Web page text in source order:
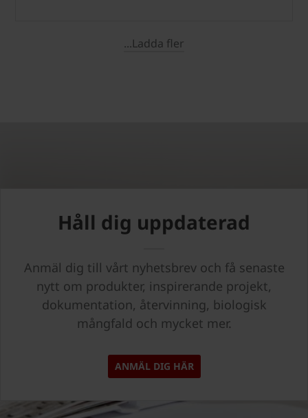
...Ladda fler
Håll dig uppdaterad
Anmäl dig till vårt nyhetsbrev och få senaste
nytt om produkter, inspirerande projekt,
dokumentation, återvinning, biologisk
mångfald och mycket mer.
ANMÄL DIG HÄR